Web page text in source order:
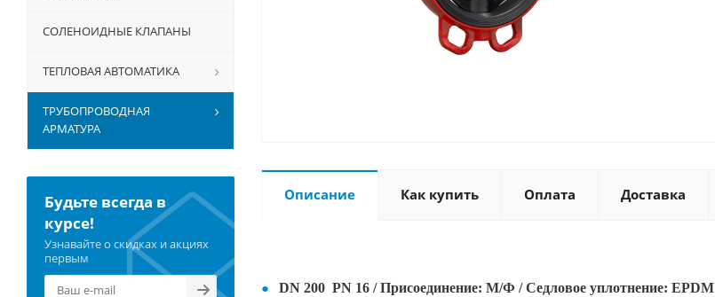
Описание Как купить Оплата Доставка
DN 200 PN 16 / Присоединение: М/Ф / Седловое уплотнение: EPDM
СОЛЕНОИДНЫЕ КЛАПАНЫ
ТЕПЛОВАЯ АВТОМАТИКА
ТРУБОПРОВОДНАЯ
АРМАТУРА
Будьте всегда в
курсе!
Узнавайте о скидках и акциях
первым